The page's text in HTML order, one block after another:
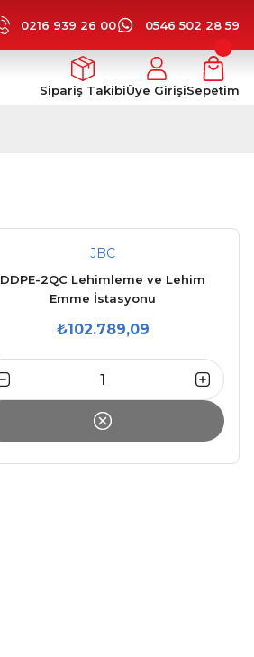
0216 939 26 00 0546 502 28 59
Sipariş TakibiÜye GirişiSepetim
JBC
DDPE-2QC Lehimleme ve Lehim
Emme İstasyonu
₺102.789,09